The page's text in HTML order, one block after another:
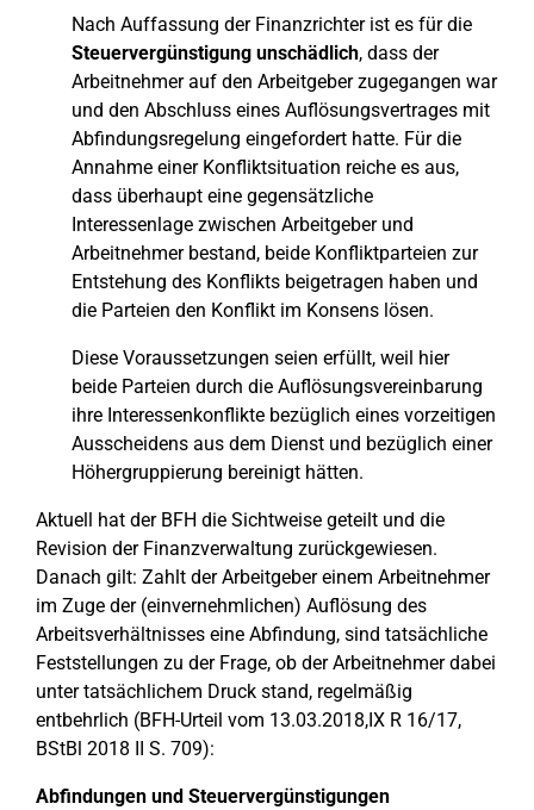
Nach Auffassung der Finanzrichter ist es für die
Steuervergünstigung unschädlich, dass der
Arbeitnehmer auf den Arbeitgeber zugegangen war
und den Abschluss eines Auflösungsvertrages mit
Abfindungsregelung eingefordert hatte. Für die
Annahme einer Konfliktsituation reiche es aus,
dass überhaupt eine gegensätzliche
Interessenlage zwischen Arbeitgeber und
Arbeitnehmer bestand, beide Konfliktparteien zur
Entstehung des Konflikts beigetragen haben und
die Parteien den Konflikt im Konsens lösen.
Diese Voraussetzungen seien erfüllt, weil hier
beide Parteien durch die Auflösungsvereinbarung
ihre Interessenkonflikte bezüglich eines vorzeitigen
Ausscheidens aus dem Dienst und bezüglich einer
Höhergruppierung bereinigt hätten.
Aktuell hat der BFH die Sichtweise geteilt und die
Revision der Finanzverwaltung zurückgewiesen.
Danach gilt: Zahlt der Arbeitgeber einem Arbeitnehmer
im Zuge der (einvernehmlichen) Auflösung des
Arbeitsverhältnisses eine Abfindung, sind tatsächliche
Feststellungen zu der Frage, ob der Arbeitnehmer dabei
unter tatsächlichem Druck stand, regelmäßig
entbehrlich (BFH-Urteil vom 13.03.2018,IX R 16/17,
BStBl 2018 II S. 709):
Abfindungen und Steuervergünstigungen